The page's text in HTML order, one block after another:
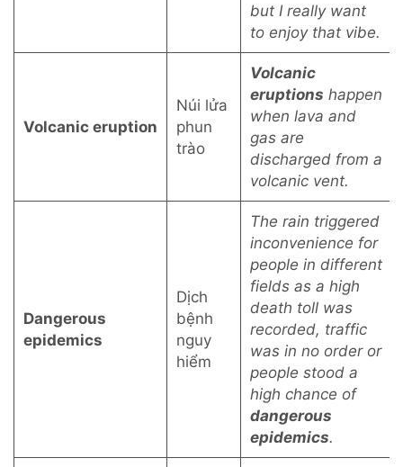
but I really want
to enjoy that vibe.
Volcanic eruption
Núi lửa
phun
trào
Volcanic
eruptions happen
when lava and
gas are
discharged from a
volcanic vent.
Dangerous
epidemics
Dịch
bệnh
nguy
hiểm
The rain triggered
inconvenience for
people in different
fields as a high
death toll was
recorded, traffic
was in no order or
people stood a
high chance of
dangerous
epidemics.